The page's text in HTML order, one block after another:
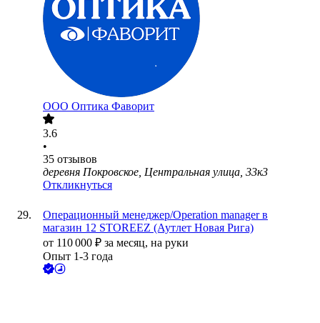
ООО Оптика Фаворит
3.6
•
35 отзывов
деревня Покровское, Центральная улица, 33к3
Откликнуться
Операционный менеджер/Operation manager в
магазин 12 STOREEZ (Аутлет Новая Рига)
от 110 000 ₽ за месяц, на руки
Опыт 1-3 года